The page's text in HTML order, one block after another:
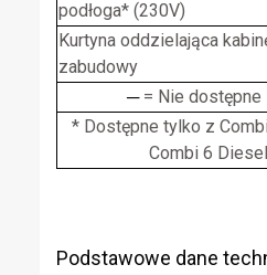
podłoga* (230V)
Kurtyna oddzielająca
zabudowy
─= Nie
* Dostępne tylko z
Combi 6
Podstawowe dane